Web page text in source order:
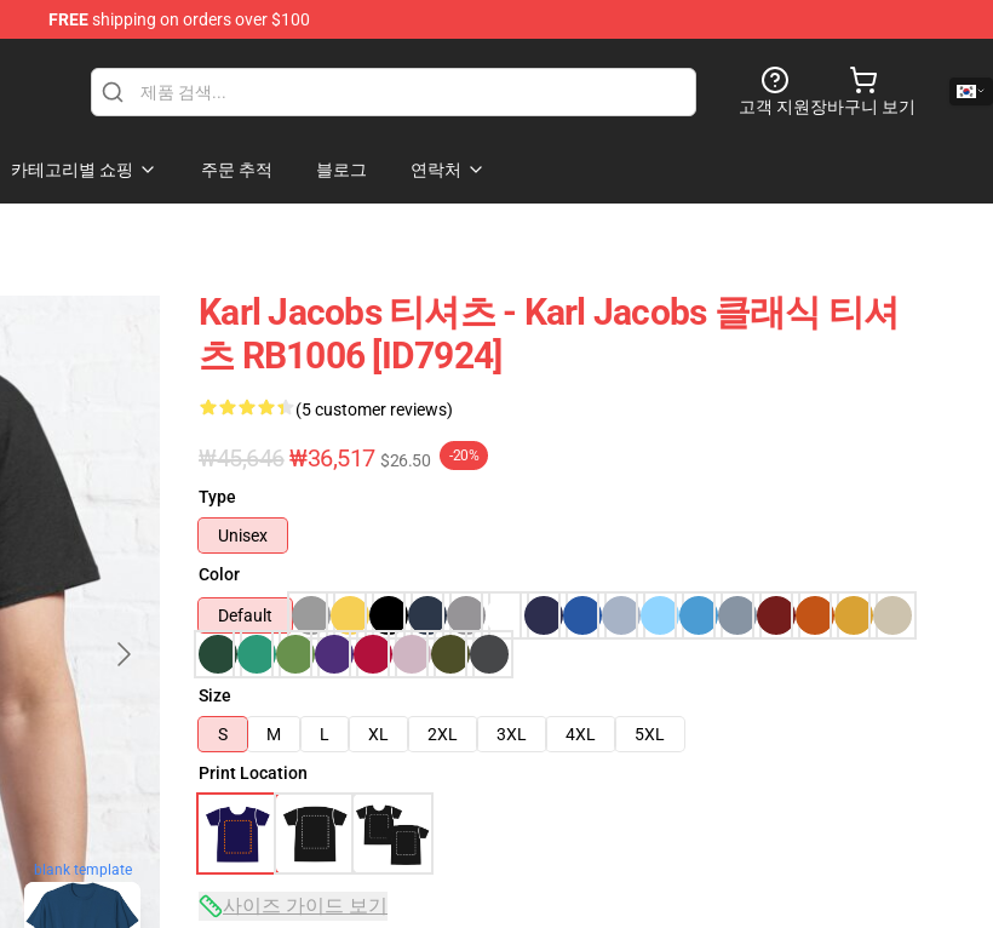
FREEshipping on orders over $100
고객 지원장바구니 보기
카테고리별 쇼핑 주문 추적 블로그 연락처
blank template
Karl Jacobs 티셔츠 - Karl Jacobs 클래식 티셔
츠 RB1006 [ID7924]
(5 customer reviews)
₩45,646₩36,517 $26.50 -20%
Type
Unisex
Color
Default
Size
S
M L XL 2XL 3XL 4XL
5XL
Print Location
사이즈 가이드 보기